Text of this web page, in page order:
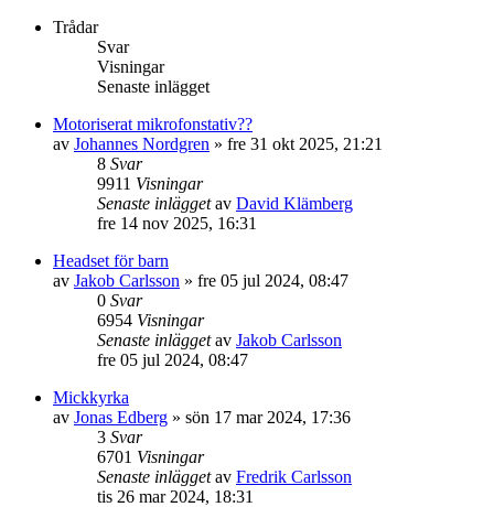
Trådar
Svar
Visningar
Senaste inlägget
Motoriserat mikrofonstativ??
av Johannes Nordgren » fre 31 okt 2025, 21:21
8 Svar
9911 Visningar
Senaste inläggetav David Klämberg
fre 14 nov 2025, 16:31
Headset för barn
av Jakob Carlsson » fre 05 jul 2024, 08:47
0 Svar
6954 Visningar
Senaste inläggetav Jakob Carlsson
fre 05 jul 2024, 08:47
Mickkyrka
av Jonas Edberg » sön 17 mar 2024, 17:36
3 Svar
6701 Visningar
Senaste inläggetav Fredrik Carlsson
tis 26 mar 2024, 18:31